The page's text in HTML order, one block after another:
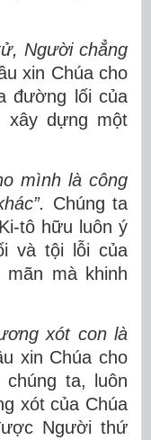
Người chẳng
xin Chúa cho
đường lối của
xây dựng một
mình là công
Chúng ta
tô hữu luôn ý
và tội lỗi của
mà khinh
xót con là
xin Chúa cho
ta, luôn
xót của Chúa
Người thứ